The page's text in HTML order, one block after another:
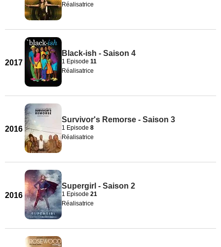
Réalisatrice
2017
Black-ish - Saison 4
1 Episode 11
Réalisatrice
2016
Survivor's Remorse - Saison 3
1 Episode 8
Réalisatrice
2016
Supergirl - Saison 2
1 Episode 21
Réalisatrice